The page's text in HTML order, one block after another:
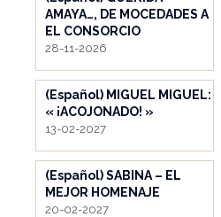
AMAYA…, DE MOCEDADES A
EL CONSORCIO
28-11-2026
(Español) MIGUEL MIGUEL:
« ¡ACOJONADO! »
13-02-2027
(Español) SABINA – EL
MEJOR HOMENAJE
20-02-2027